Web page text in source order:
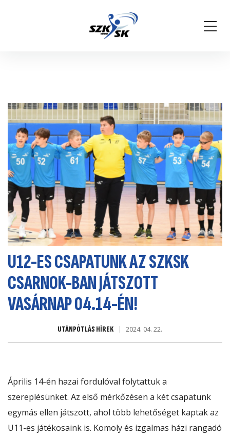
U12-ES CSAPATUNK AZ SZKSK
CSARNOK-BAN JÁTSZOTT
VASÁRNAP 04.14-ÉN!
UTÁNPÓTLÁS HÍREK 2024. 04. 22.
Április 14-én hazai fordulóval folytattuk a
szereplésünket. Az első mérkőzésen a két csapatunk
egymás ellen játszott, ahol több lehetőséget kaptak az
U11-es játékosaink is. Komoly és izgalmas házi rangadó